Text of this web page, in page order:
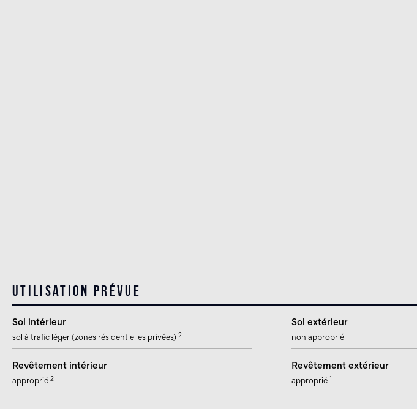
Utilisation prévue
Sol intérieur
sol à trafic léger (zones résidentielles privées) 2
Sol extérieur
non approprié
Revêtement intérieur
approprié 2
Revêtement extérieur
approprié 1